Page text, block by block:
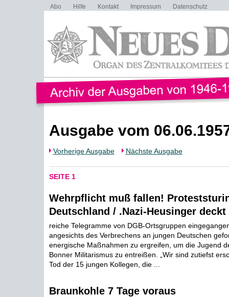
Abo Hilfe Kontakt Impressum Datenschutz
Ausgabe vom
Vorherige Ausgabe Nächste Ausgabe
SEITE 1
Wehrpflicht muß fallen!
Deutschland / .Nazi-Heusinger deckt
reiche Telegramme von DGB-Ortsgruppen
angesichts des Verbrechens an jungen Deutschen
energische Maßnahmen zu ergreifen, um die Jugend
Bonner Militarismus zu entreißen. „Wir sind zutiefst
Tod der 15 jungen Kollegen, die ...
Braunkohle 7 Tage voraus